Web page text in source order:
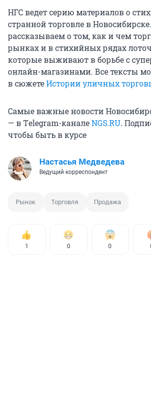
НГС ведет серию материалов о
странной торговле в
рассказываем о том, как и чем
рынках и в стихийных рядах
которые выживают в борьбе с
онлайн-магазинами. Все тексты
в сюжетеИстории уличных
Самые важные новости
— в Тelegram-каналеNGS.RU.
чтобы быть в курсе
Настасья Медведева
Ведущий корреспондент
Рынок Торговля Продажа
1 0 0